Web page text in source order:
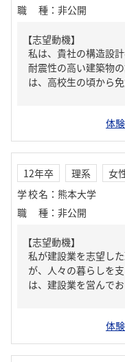
職種 ： 非公開
【志望動機】
私は、貴社の構造設
耐震性の高い建築物
は、高校生の頃から
体
12年卒 理系
女
学校名 ： 熊本大学
職種 ： 非公開
【志望動機】
私が建設業を志望し
が、人々の暮らしを
は、建設業を営んで
体